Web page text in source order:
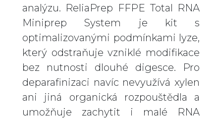
analýzu. ReliaPrep FFPE Total RNA
Miniprep System je kit s
optimalizovanými podmínkami lyze,
který odstraňuje vzniklé modifikace
bez nutnosti dlouhé digesce. Pro
deparafinizaci navíc nevyužívá xylen
ani jiná organická rozpouštědla a
umožňuje zachytit i malé RNA